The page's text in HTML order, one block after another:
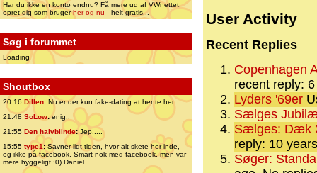
Har du ikke en konto endnu? Få mere ud af VWnettet,
opret dig som brugerher og nu - helt gratis...
Søg i forummet
Loading
Shoutbox
20:16 Dillen: Nu er der kun fake-dating at hente her.
21:48 SoLow:enig..
21:55 Den halvblinde:Jep.....
15:55 type1:Savner lidt tiden, hvor alt skete her inde,
og ikke på facebook. Smart nok med facebook, men var
mere hyggeligt ;0) Daniel
User Activity
Recent Replies
Copenhagen
recent reply:
Lyders '69er
Sælges
Sælges: Dæk
reply: 10
Søger: